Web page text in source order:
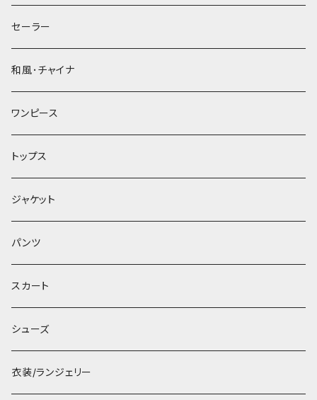
セーラー
和風･チャイナ
ワンピース
トップス
ジャケット
パンツ
スカート
シューズ
衣装/ランジェリー